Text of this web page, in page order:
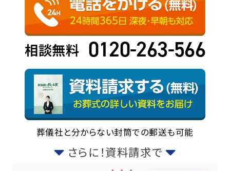
相談無料 0120-263-566
葬儀社と分からない封筒での郵送も可能
さらに！資料請求で